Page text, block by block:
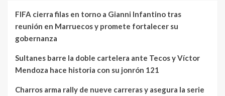
FIFA cierra filas en torno a Gianni Infantino tras
reunión en Marruecos y promete fortalecer su
gobernanza
Sultanes barre la doble cartelera ante Tecos y Víctor
Mendoza hace historia con su jonrón 121
Charros arma rally de nueve carreras y asegura la serie